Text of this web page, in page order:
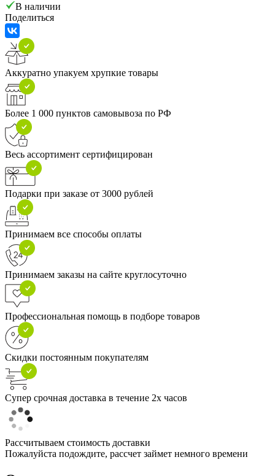
В наличии
Поделиться
Аккуратно упакуем хрупкие товары
Более 1 000 пунктов самовывоза по РФ
Весь ассортимент сертифицирован
Подарки при заказе от 3000 рублей
Принимаем все способы оплаты
Принимаем заказы на сайте круглосуточно
Профессиональная помощь в подборе товаров
Скидки постоянным покупателям
Супер срочная доставка в течение 2х часов
Рассчитываем стоимость доставки
Пожалуйста подождите, рассчет займет немного времени